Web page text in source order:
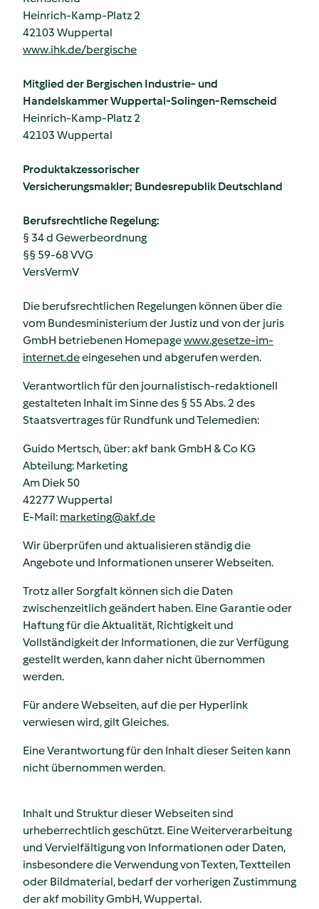
Heinrich-Kamp-Platz 2
42103 Wuppertal
www.ihk.de/bergische
Mitglied der Bergischen Industrie- und
Handelskammer Wuppertal-Solingen-Remscheid
Heinrich-Kamp-Platz 2
42103 Wuppertal
Produktakzessorischer
Versicherungsmakler; Bundesrepublik Deutschland
Berufsrechtliche Regelung:
§ 34 d Gewerbeordnung
§§ 59-68 VVG
VersVermV
Die berufsrechtlichen Regelungen können über die
vom Bundesministerium der Justiz und von der juris
GmbH betriebenen Homepagewww.gesetze-im-
internet.deeingesehen und abgerufen werden.
Verantwortlich für den journalistisch-redaktionell
gestalteten Inhalt im Sinne des § 55 Abs. 2 des
Staatsvertrages für Rundfunk und Telemedien:
Guido Mertsch, über: akf bank GmbH & Co KG
Abteilung: Marketing
Am Diek 50
42277 Wuppertal
E-Mail: marketing@akf.de
Wir überprüfen und aktualisieren ständig die
Angebote und Informationen unserer Webseiten.
Trotz aller Sorgfalt können sich die Daten
zwischenzeitlich geändert haben. Eine Garantie oder
Haftung für die Aktualität, Richtigkeit und
Vollständigkeit der Informationen, die zur Verfügung
gestellt werden, kann daher nicht übernommen
werden.
Für andere Webseiten, auf die per Hyperlink
verwiesen wird, gilt Gleiches.
Eine Verantwortung für den Inhalt dieser Seiten kann
nicht übernommen werden.
Inhalt und Struktur dieser Webseiten sind
urheberrechtlich geschützt. Eine Weiterverarbeitung
und Vervielfältigung von Informationen oder Daten,
insbesondere die Verwendung von Texten, Textteilen
oder Bildmaterial, bedarf der vorherigen Zustimmung
der akf mobility GmbH, Wuppertal.